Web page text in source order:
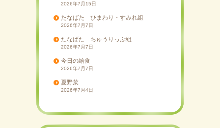
2026年7月15日
たなばた ひまわり・すみれ組
2026年7月7日
たなばた ちゅうりっぷ組
2026年7月7日
今日の給食
2026年7月7日
夏野菜
2026年7月4日